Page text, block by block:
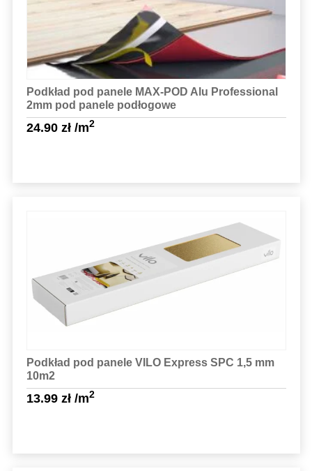
Podkład pod panele MAX-POD Alu Professional
2mm pod panele podłogowe
24.90 zł/m2
Sprawdź szczegóły
Podkład pod panele VILO Express SPC 1,5 mm
10m2
13.99 zł/m2